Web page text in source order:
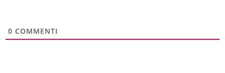
0 COMMENTI